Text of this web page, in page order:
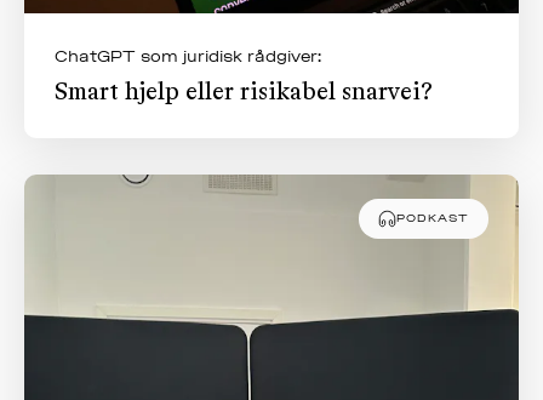
ChatGPT som juridisk rådgiver:
Smart hjelp eller risikabel snarvei?
PODKAST